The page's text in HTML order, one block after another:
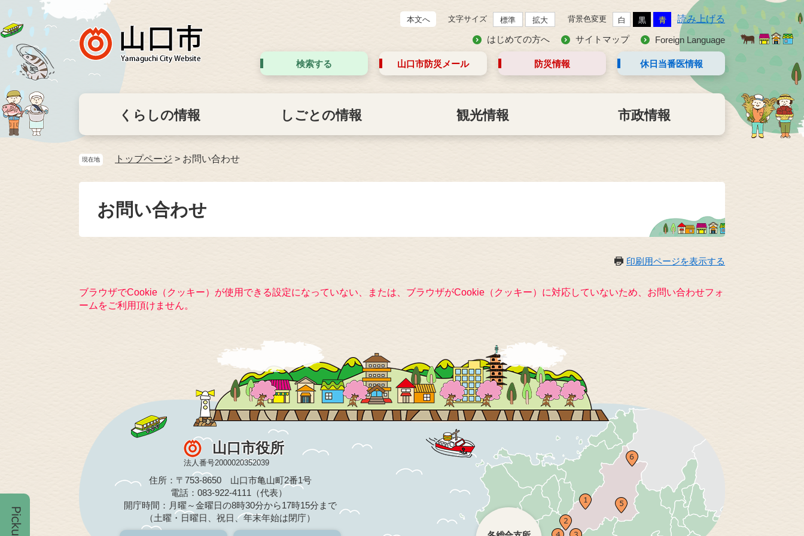
本文へ 文字サイズ 標準 拡大 背景色変更 白 黒 青 読み上げる
はじめての方へ サイトマップ Foreign Language
検索する 山口市防災 メール 防災情報 休日当番医情報
くらしの情報 しごとの情報 観光情報 市政情報
現在地 トップページ > お問い合わせ
お問い合わせ
印刷用ページを表示する
ブラウザでCookie（クッキー）が使用できる設定になっていない、または、ブラウザがCookie（クッキー）に対応していないため、お問い合わせフォ
ームをご利用頂けません。
山口市役所
法人番号2000020352039
住所：〒753-8650 山口市亀山町2番1号
電話：083-922-4111（代表）
開庁時間：月曜～金曜日の8時30分から17時15分まで
（土曜・日曜日、祝日、年末年始は閉庁）